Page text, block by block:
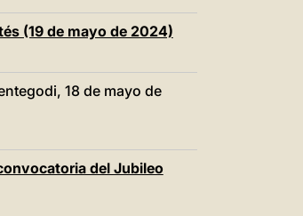
(19 de mayo de 2024)
18 de mayo de
del Jubileo